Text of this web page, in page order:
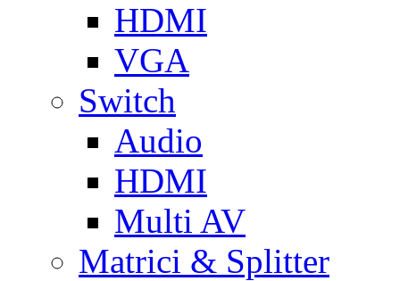
HDMI
VGA
Switch
Audio
HDMI
Multi AV
Matrici & Splitter